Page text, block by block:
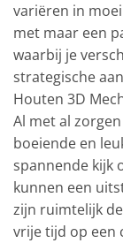
variëren in
met maar een
waarbij je
strategische
Houten 3D
Al met al
boeiende en
spannende kijk
kunnen een
zijn ruimtelijk
vrije tijd op een